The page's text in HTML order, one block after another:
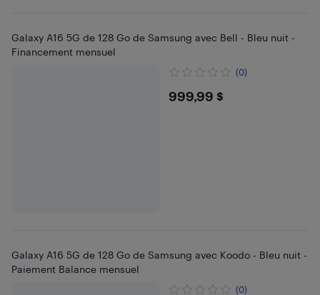
Galaxy A16 5G de 128 Go de Samsung avec Bell - Bleu nuit -
Financement mensuel
(0)
$999.99
999,99 $
Galaxy A16 5G de 128 Go de Samsung avec Koodo - Bleu nuit -
Paiement Balance mensuel
(0)